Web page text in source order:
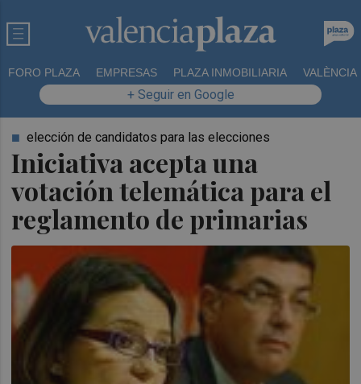
FORO PLAZA EMPRESAS PLAZA INMOBILIARIA VALÈNCIA
+ Seguir en Google
Iniciativa acepta una
votación telemática para el
reglamento de primarias
elección de candidatos para las elecciones